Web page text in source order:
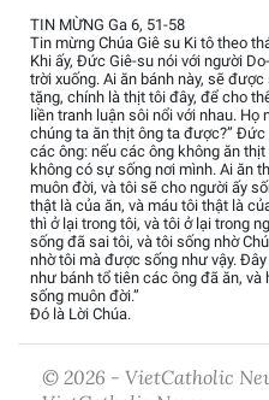
TIN MỪNG Ga 6, 51-58
Tin mừng Chúa Giê su Ki tô theo
Khi ấy, Đức Giê-su nói với người
trời xuống. Ai ăn bánh này, sẽ
tặng, chính là thịt tôi đây, để cho
liền tranh luận sôi nổi với nhau. Họ
chúng ta ăn thịt ông ta được?”
các ông: nếu các ông không ăn
không có sự sống nơi mình. Ai ăn
muôn đời, và tôi sẽ cho người ấy
thật là của ăn, và máu tôi thật là
thì ở lại trong tôi, và tôi ở lại trong
sống đã sai tôi, và tôi sống nhờ
nhờ tôi mà được sống như vậy.
như bánh tổ tiên các ông đã ăn,
sống muôn đời.”
Đó là Lời Chúa.
© 2026 - VietCatholic